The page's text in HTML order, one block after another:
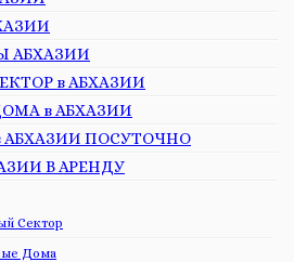
АБХАЗИИ
в АБХАЗИИ
в АБХАЗИИ
АБХАЗИИ ПОСУТОЧНО
В АРЕНДУ
Сектор
Дома